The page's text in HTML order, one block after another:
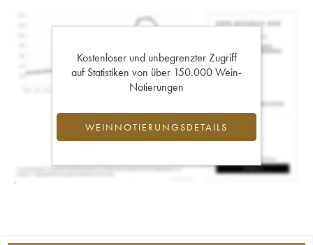
Kostenloser und unbegrenzter Zugriff
auf Statistiken von über 150.000 Wein-
Notierungen
WEINNOTIERUNGSDETAILS